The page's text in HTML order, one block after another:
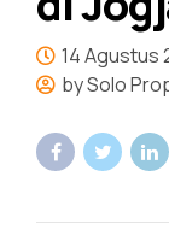
14 Agustus
by Solo